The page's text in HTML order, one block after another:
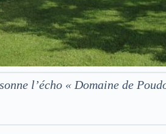
l’écho « Domaine de